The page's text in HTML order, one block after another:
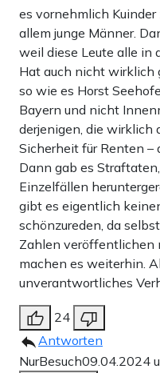
es vornehmlich
allem junge Männer.
weil diese Leute alle in
Hat auch nicht wirklich
so wie es Horst
Bayern und nicht
derjenigen, die wirklich
Sicherheit für Renten –
Dann gab es
Einzelfällen
gibt es eigentlich
schönzureden, da
Zahlen veröffentlichen
machen es weiterhin.
unverantwortliches
24
Antworten
NurBesuch09.04.2024